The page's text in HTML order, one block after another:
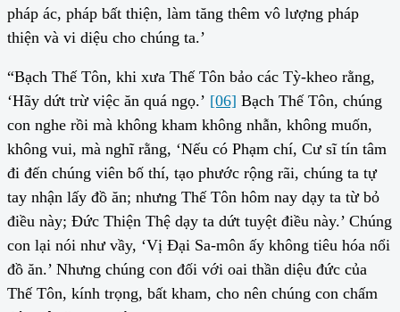
pháp ác, pháp bất thiện, làm tăng thêm vô lượng pháp
thiện và vi diệu cho chúng ta.’
“Bạch Thế Tôn, khi xưa Thế Tôn bảo các Tỳ-kheo rằng,
‘Hãy dứt trừ việc ăn quá ngọ.’ [06] Bạch Thế Tôn, chúng
con nghe rồi mà không kham không nhẫn, không muốn,
không vui, mà nghĩ rằng, ‘Nếu có Phạm chí, Cư sĩ tín tâm
đi đến chúng viên bố thí, tạo phước rộng rãi, chúng ta tự
tay nhận lấy đồ ăn; nhưng Thế Tôn hôm nay dạy ta từ bỏ
điều này; Đức Thiện Thệ dạy ta dứt tuyệt điều này.’ Chúng
con lại nói như vầy, ‘Vị Đại Sa-môn ấy không tiêu hóa nổi
đồ ăn.’ Nhưng chúng con đối với oai thần diệu đức của
Thế Tôn, kính trọng, bất kham, cho nên chúng con chấm